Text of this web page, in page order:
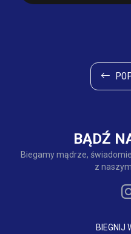
Nawigacja
po
BĄDŹ
Biegamy mądrze,
z
BIEGNIJ